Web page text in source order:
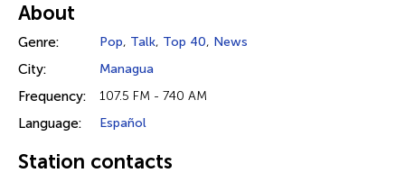
About
Genre: Pop, Talk, Top 40, News
City: Managua
Frequency: 107.5 FM - 740 AM
Language: Español
Station contacts